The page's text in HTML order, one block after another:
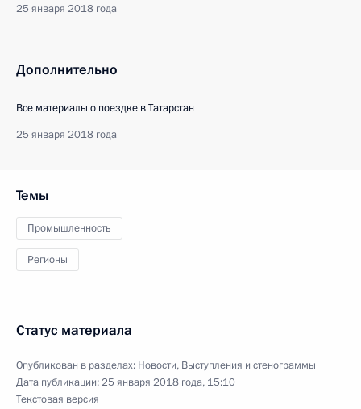
25 января 2018 года
Дополнительно
Все материалы о поездке в Татарстан
25 января 2018 года
Темы
Промышленность
Регионы
Статус материала
Опубликован в разделах: Новости, Выступления и стенограммы
Дата публикации:25 января 2018 года, 15:10
Текстовая версия